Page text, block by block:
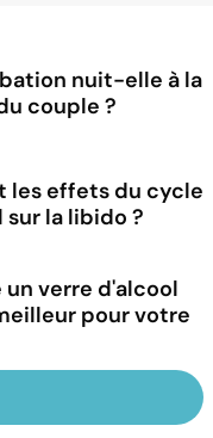
nuit-elle à la
couple ?
les effets du cycle
la libido ?
un verre d'alcool
pour votre